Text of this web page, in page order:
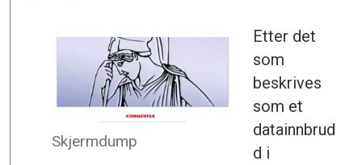
Skjermdump
Etter det
som
beskrives
som et
datainnbrud
d i